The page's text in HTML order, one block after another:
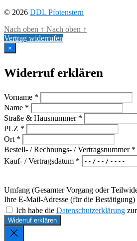
© 2026 DDL Pfotenstern
Nach oben ↑ Nach oben ↑
Vertrag widerrufen
×
Widerruf erklären
Vorname *
Name *
Straße & Hausnummer *
PLZ *
Ort *
Bestell- / Rechnungs- / Vertragsnummer *
Kauf- / Vertragsdatum *
Umfang (Gesamter Vorgang oder
Ihre E-Mail-Adresse (für die Bestätigung)
Ich habe die Datenschutzerklärung
Widerruf erklären